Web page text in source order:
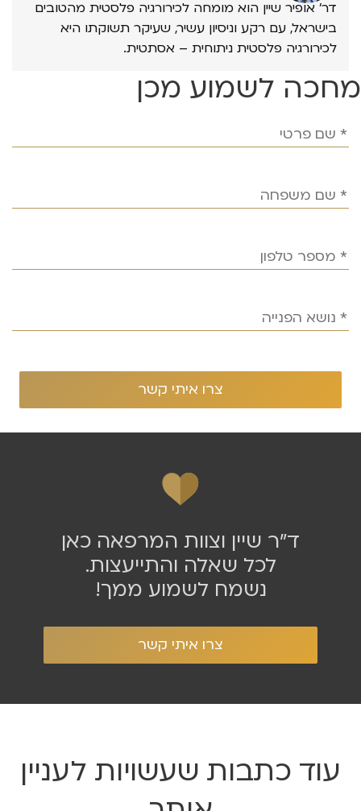
דר’ אופיר שיין הוא מומחה לכירורגיה פלסטית מהטובים
בישראל, עם רקע וניסיון עשיר, שעיקר תשוקתו היא
לכירורגיה פלסטית ניתוחית – אסתטית.
מחכה לשמוע מכן
ד״ר שיין וצוות המרפאה כאן
לכל שאלה והתייעצות.
נשמח לשמוע ממך!
צרו איתי קשר
עוד כתבות שעשויות לעניין